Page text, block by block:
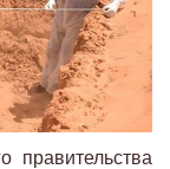
правительства